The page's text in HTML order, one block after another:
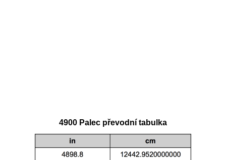
4900 Palec převodní tabulka